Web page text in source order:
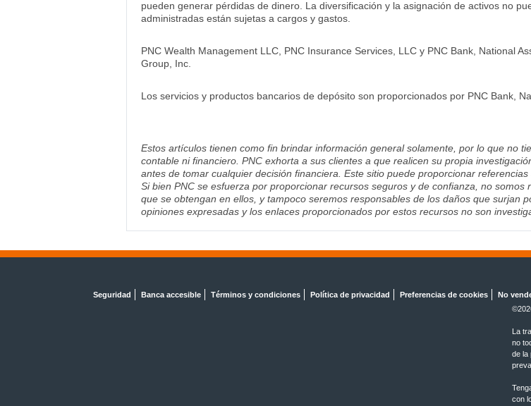
pueden generar pérdidas de dinero. La diversificación y la asignación de activos no
administradas están sujetas a cargos y gastos.
PNC Wealth Management LLC, PNC Insurance Services, LLC y PNC Bank, National
Group, Inc.
Los servicios y productos bancarios de depósito son proporcionados por PNC Bank,
Estos artículos tienen como fin brindar información general solamente, por lo que no
contable ni financiero. PNC exhorta a sus clientes a que realicen su propia
antes de tomar cualquier decisión financiera. Este sitio puede proporcionar
Si bien PNC se esfuerza por proporcionar recursos seguros y de confianza, no
que se obtengan en ellos, y tampoco seremos responsables de los daños que surjan
opiniones expresadas y los enlaces proporcionados por estos recursos no son
Seguridad Banca accesible Términos y condiciones Política de privacidad Preferencias de cookies
No
La
no
de la
con